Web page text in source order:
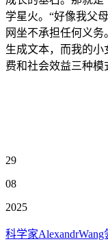
学星火。“好像我父
网坐不承担任何义
生成文本，而我的小
费和社会效益三种模
29
08
2025
科学家